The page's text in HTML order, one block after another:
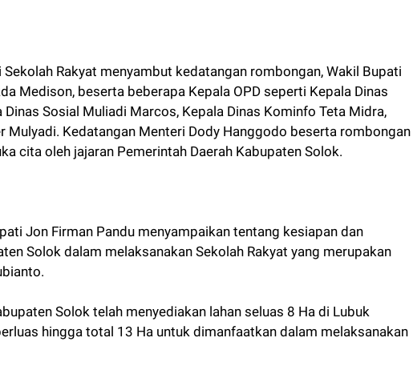
Rakyat menyambut kedatangan rombongan, Wakil Bupati
Medison, beserta beberapa Kepala OPD seperti Kepala Dinas
Dinas Sosial Muliadi Marcos, Kepala Dinas Kominfo Teta Midra,
Mulyadi. Kedatangan Menteri Dody Hanggodo beserta rombongan
cita oleh jajaran Pemerintah Daerah Kabupaten Solok.
Jon Firman Pandu menyampaikan tentang kesiapan dan
Solok dalam melaksanakan Sekolah Rakyat yang merupakan
Solok telah menyediakan lahan seluas 8 Ha di Lubuk
hingga total 13 Ha untuk dimanfaatkan dalam melaksanakan